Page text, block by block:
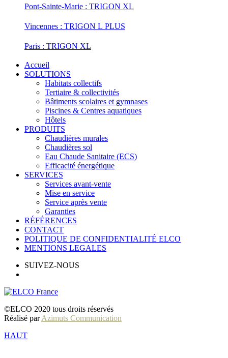
Pont-Sainte-Marie : TRIGON XL
Vincennes : TRIGON L PLUS
Paris : TRIGON XL
Accueil
SOLUTIONS
Habitats collectifs
Tertiaire & collectivités
Bâtiments scolaires et gymnases
Piscines & Centres aquatiques
Hôtels
PRODUITS
Chaudières murales
Chaudières sol
Eau Chaude Sanitaire (ECS)
Efficacité énergétique
SERVICES
Services avant-vente
Mise en service
Service après vente
Garanties
RÉFÉRENCES
CONTACT
POLITIQUE DE CONFIDENTIALITÉ ELCO
MENTIONS LEGALES
SUIVEZ-NOUS
©ELCO 2020 tous droits réservés
Réalisé parAzimuts Communication
HAUT